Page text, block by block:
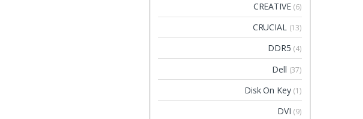
CREATIVE (6)
CRUCIAL (13)
DDR5 (4)
Dell (37)
Disk On Key (1)
DVI (9)